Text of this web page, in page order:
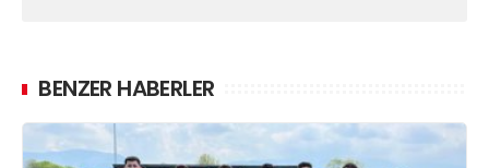
BENZER HABERLER